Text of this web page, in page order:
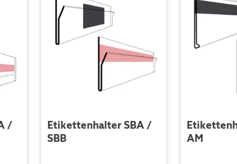
/
Etikettenhalter SBA /
SBB
AM